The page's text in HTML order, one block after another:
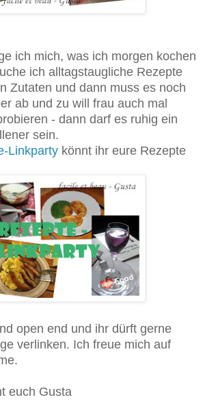
ich mich, was ich morgen kochen
ich alltagstaugliche Rezepte
Zutaten und dann muss es noch
ab und zu will frau auch mal
- dann darf es ruhig ein
sein.
Linkparty könnt ihr eure Rezepte
open end und ihr dürft gerne
verlinken. Ich freue mich auf
euch Gusta